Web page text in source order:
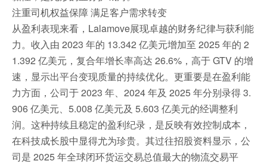
注重司机权益保障 满足客户需求转变
从盈利表现来看，Lalamove展现卓越的财务纪律与获利能
力。收入由 2023 年的 13.342 亿美元增加至 2025 年的 2
1.392 亿美元，复合年增长率高达 26.6%，高于 GTV 的增
速，显示出平台变现质量的持续优化。更重要是在盈利能
力方面，公司于 2023 年、2024 年及 2025 年分别录得 3.
906 亿美元、5.008 亿美元及 5.603 亿美元的经调整利
润。这种持续且稳定的盈利纪录，是反映有效控制成本，
在科技成长股中显得尤为珍贵。其过往招股资料显示，公
司是 2025 年全球闭环货运交易总值最大的物流交易平